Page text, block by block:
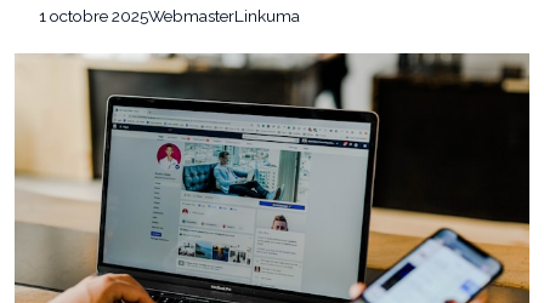
7 août 2026 Faire valoir ses droits à la MDPH pour perte
1 octobre 2025WebmasterLinkuma